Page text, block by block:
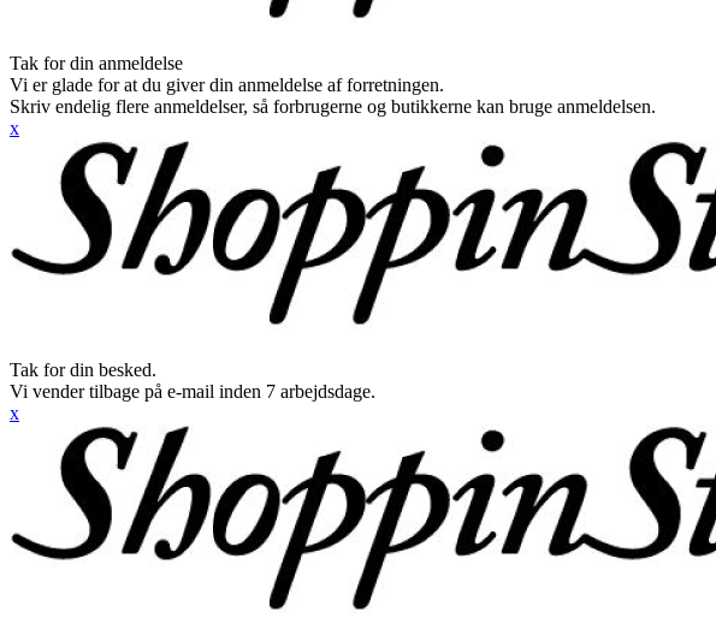
Tak for din anmeldelse
Vi er glade for at du giver din anmeldelse af forretningen.
Skriv endelig flere anmeldelser, så forbrugerne og butikkerne kan bruge anmeldelsen.
x
Tak for din besked.
Vi vender tilbage på e-mail inden 7 arbejdsdage.
x